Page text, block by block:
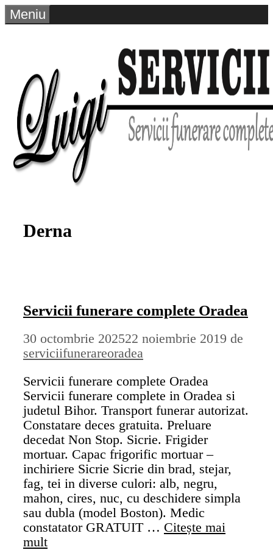
Sari
la
Meniu
Derna
Servicii funerare complete Oradea
30 octombrie 202522 noiembrie 2019 de
serviciifunerareoradea
Servicii funerare complete Oradea
Servicii funerare complete in Oradea si
judetul Bihor. Transport funerar autorizat.
Constatare deces gratuita. Preluare
decedat Non Stop. Sicrie. Frigider
mortuar. Capac frigorific mortuar –
inchiriere Sicrie Sicrie din brad, stejar,
fag, tei in diverse culori: alb, negru,
mahon, cires, nuc, cu deschidere simpla
sau dubla (model Boston). Medic
constatator GRATUIT … Citește mai
mult